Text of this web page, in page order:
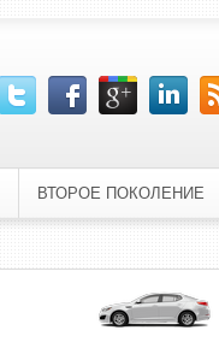
ВТОРОЕ ПОКОЛЕНИЕ